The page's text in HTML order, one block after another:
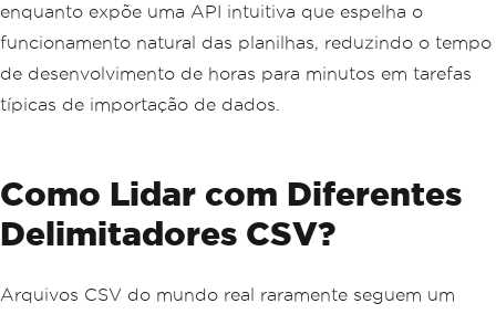
enquanto expõe uma API intuitiva que espelha o
funcionamento natural das planilhas, reduzindo o tempo
de desenvolvimento de horas para minutos em tarefas
típicas de importação de dados.
Como Lidar com Diferentes
Delimitadores CSV?
Arquivos CSV do mundo real raramente seguem um